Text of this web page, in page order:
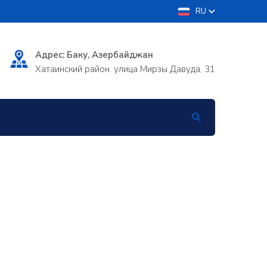
RU
Адрес: Баку, Азербайджан
Хатаинский район. улица Мирзы Давуда, 31